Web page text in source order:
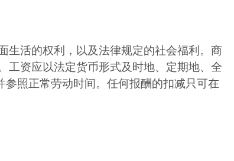
生活的权利，以及法律规定的社会福利。商
工资应以法定货币形式及时地、定期地、全
照正常劳动时间。任何报酬的扣减只可在